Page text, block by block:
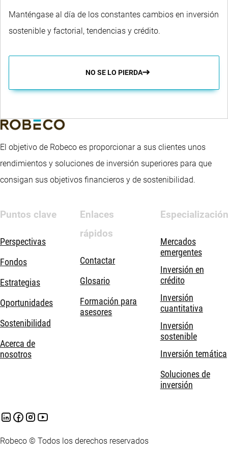
Manténgase al día de los constantes cambios en inversión
sostenible y factorial, tendencias y crédito.
NO SE LO PIERDA
El objetivo de Robeco es proporcionar a sus clientes unos
rendimientos y soluciones de inversión superiores para que
consigan sus objetivos financieros y de sostenibilidad.
Puntos clave
Perspectivas
Fondos
Estrategias
Oportunidades
Sostenibilidad
Acerca de
nosotros
Enlaces
rápidos
Contactar
Glosario
Formación para
asesores
Especialización
Mercados
emergentes
Inversión en
crédito
Inversión
cuantitativa
Inversión
sostenible
Inversión temática
Soluciones de
inversión
Robeco © Todos los derechos reservados